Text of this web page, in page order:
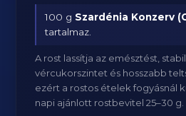
100 g Szardénia Konzerv
tartalmaz.
A rost lassítja az emésztést,
vércukorszintet és hosszabb
ezért a rostos ételek fogyásnál
napi ajánlott rostbevitel 25–30 g.